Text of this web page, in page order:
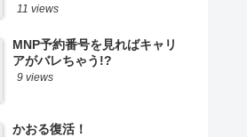
11 views
MNP予約番号を見ればキャリ
アがバレちゃう!?
9 views
かおる復活！